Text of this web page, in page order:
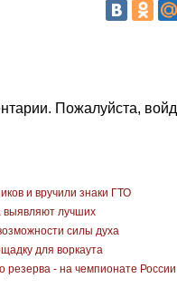
Пожалуйста,
и вручили знаки ГТО
выявляют лучших
силы духа
для воркаута
резерва - на чемпионате России